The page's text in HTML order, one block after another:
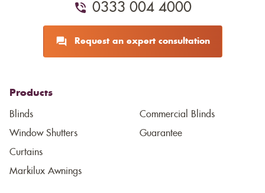
0333 004 4000
Request an expert consultation
Products
Blinds
Window Shutters
Curtains
Markilux Awnings
Commercial Blinds
Guarantee